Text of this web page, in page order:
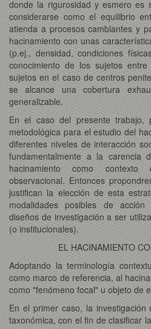
donde la rigurosidad y esmero es
considerarse como el equilibrio
atienda a procesos cambiantes y
hacinamiento con unas
(p.ej., densidad, condiciones
conocimiento de los sujetos
sujetos en el caso de centros
se alcance una cobertura
generalizable.
En el caso del presente trabajo,
metodológica para el estudio del
diferentes niveles de interacción
fundamentalmente a la carencia
hacinamiento como contexto
observacional. Entonces
justifican la elección de esta
modalidades posibles de
diseños de investigación a ser
(o institucionales).
EL HACINAMIENTO
Adoptando la terminología
como marco de referencia, al
como "fenómeno focal" u objeto de
En el primer caso, la
taxonómica, con el fin de clasificar